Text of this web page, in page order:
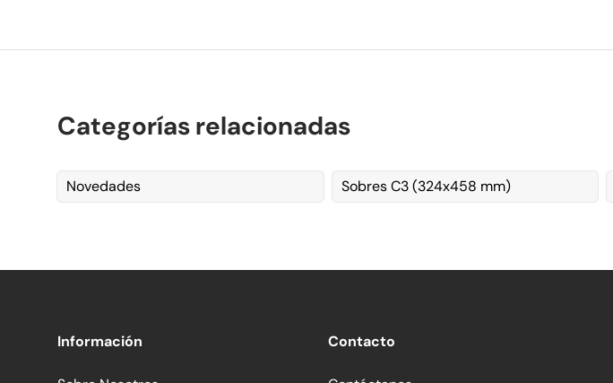
Categorías relacionadas
Novedades Sobres C3 (324x458 mm)
Información Contacto